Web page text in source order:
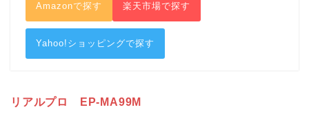
Amazonで探す 楽天市場で探す
Yahoo!ショッピングで探す
リアルプロ EP-MA99M